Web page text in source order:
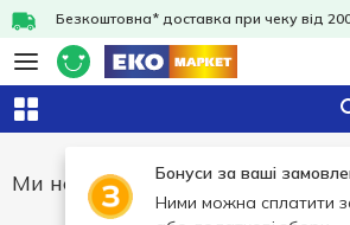
Безкоштовна* доставка при чеку від
Бонуси за ваші
Ними можна сплатити
Ми не змогли знайти